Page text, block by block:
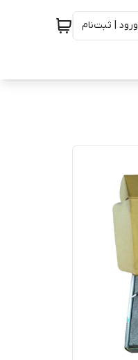
ورود | ثبت‌نام